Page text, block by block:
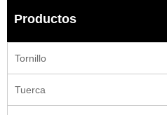
Productos
Tornillo
Tuerca